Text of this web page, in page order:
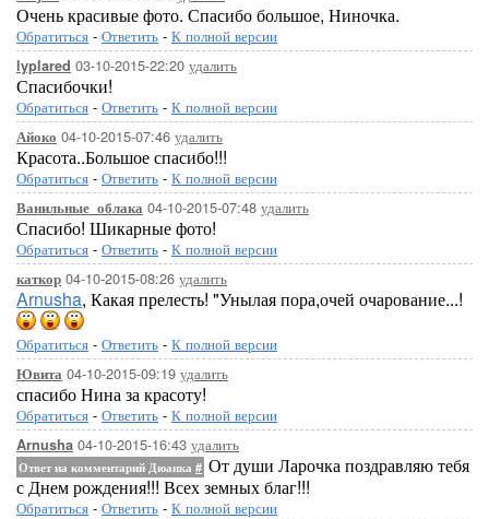
Очень красивые фото. Спасибо большое, Ниночка.
Обратиться - Ответить - К полной версии
lyplared 03-10-2015-22:20 удалить
Спасибочки!
Обратиться - Ответить - К полной версии
Айоко 04-10-2015-07:46 удалить
Красота..Большое спасибо!!!
Обратиться - Ответить - К полной версии
Ванильные_облака 04-10-2015-07:48 удалить
Спасибо! Шикарные фото!
Обратиться - Ответить - К полной версии
каткор 04-10-2015-08:26 удалить
Arnusha, Какая прелесть! "Унылая пора,очей очарование...!
Обратиться - Ответить - К полной версии
Ювита 04-10-2015-09:19 удалить
спасибо Нина за красоту!
Обратиться - Ответить - К полной версии
Arnusha 04-10-2015-16:43 удалить
Ответ на комментарий Дюанка # От души Ларочка поздравляю тебя
с Днем рождения!!! Всех земных благ!!!
Обратиться - Ответить - К полной версии